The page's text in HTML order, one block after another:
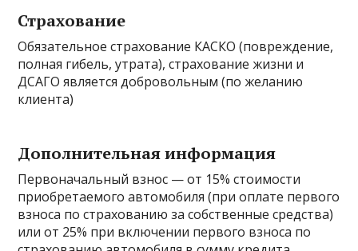
Страхование
Обязательное страхование КАСКО (повреждение,
полная гибель, утрата), страхование жизни и
ДСАГО является добровольным (по желанию
клиента)
Дополнительная информация
Первоначальный взнос — oт 15% стоимости
приобретаемого автомобиля (при оплате первого
взноса по страхованию за собственные средства)
или oт 25% при включении первого взноса по